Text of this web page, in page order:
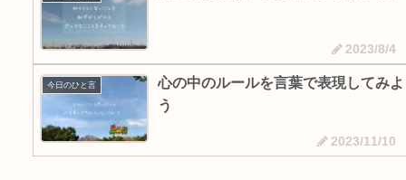
2023/8/4
今日のひと言
心の中のルールを言葉で表現してみよ
う
2023/11/10